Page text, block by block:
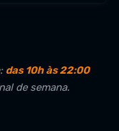
das 10h às 22:00
de semana.